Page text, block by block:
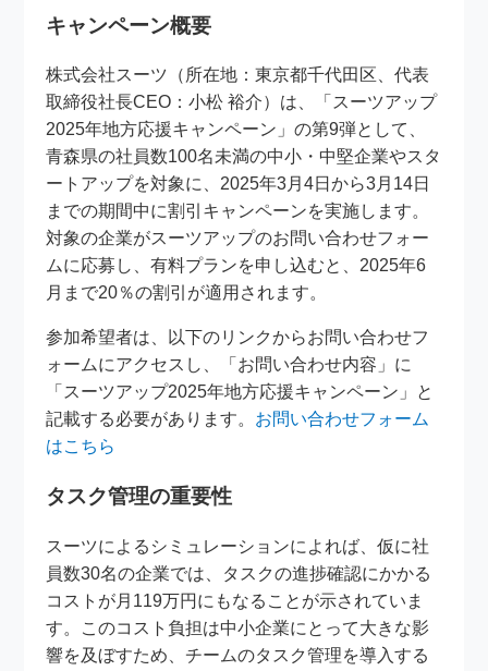
キャンペーン概要
株式会社スーツ（所在地：東京都千代田区、代表
取締役社長CEO：小松 裕介）は、「スーツアップ
2025年地方応援キャンペーン」の第9弾として、
青森県の社員数100名未満の中小・中堅企業やスタ
ートアップを対象に、2025年3月4日から3月14日
までの期間中に割引キャンペーンを実施します。
対象の企業がスーツアップのお問い合わせフォー
ムに応募し、有料プランを申し込むと、2025年6
月まで20％の割引が適用されます。
参加希望者は、以下のリンクからお問い合わせフ
ォームにアクセスし、「お問い合わせ内容」に
「スーツアップ2025年地方応援キャンペーン」と
記載する必要があります。 お問い合わせフォーム
はこちら
タスク管理の重要性
スーツによるシミュレーションによれば、仮に社
員数30名の企業では、タスクの進捗確認にかかる
コストが月119万円にもなることが示されていま
す。このコスト負担は中小企業にとって大きな影
響を及ぼすため、チームのタスク管理を導入する